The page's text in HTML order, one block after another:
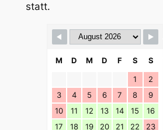
statt.
M D M D F S
S
1
2
3
4 5 6 7 8
9
10
11 12 13 14 15
16
17
18 19 20 21 22
23